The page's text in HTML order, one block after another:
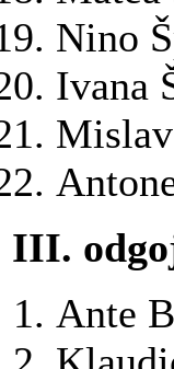
Nino
Ivana
III.
Ante